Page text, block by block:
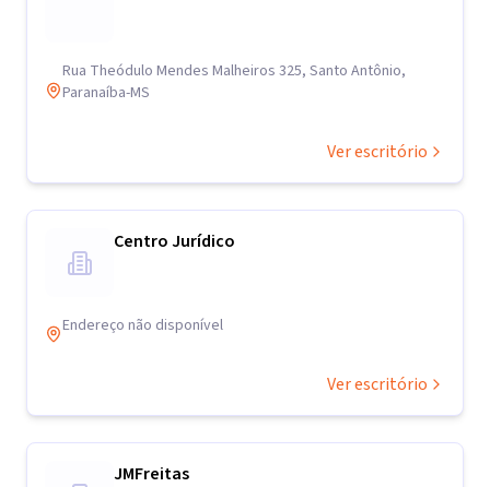
Rua Theódulo Mendes Malheiros 325, Santo Antônio,
Paranaíba-MS
Ver escritório
Centro Jurídico
Endereço não disponível
Ver escritório
JMFreitas